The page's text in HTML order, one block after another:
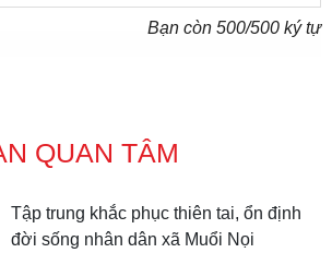
Bạn còn 500/500 ký tự
QUAN TÂM
Tập trung khắc phục thiên tai, ổn định
đời sống nhân dân xã Muổi Nọi